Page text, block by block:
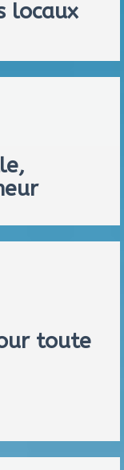
locaux
toute